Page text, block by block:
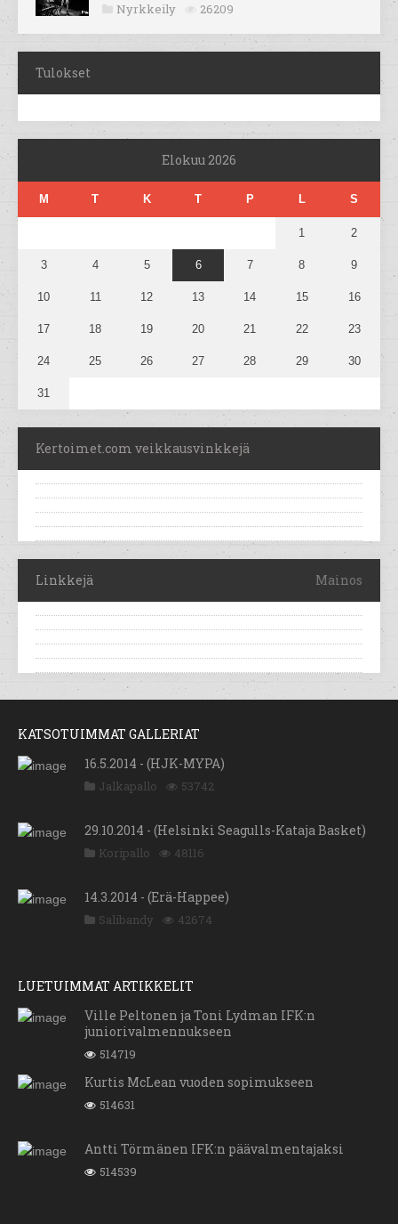
Nyrkkeily 26209
Tulokset
Elokuu 2026
M T K T P L S
1 2
3 4 5 6 7 8 9
10 11 12 13 14 15 16
17 18 19 20 21 22 23
24 25 26 27 28 29 30
31
Kertoimet.com veikkausvinkkejä
Linkkejä Mainos
KATSOTUIMMAT GALLERIAT
16.5.2014 - (HJK-MYPA)
Jalkapallo 53742
29.10.2014 - (Helsinki Seagulls-Kataja Basket)
Koripallo 48116
14.3.2014 - (Erä-Happee)
Salibandy 42674
LUETUIMMAT ARTIKKELIT
Ville Peltonen ja Toni Lydman IFK:n
juniorivalmennukseen
514719
Kurtis McLean vuoden sopimukseen
514631
Antti Törmänen IFK:n päävalmentajaksi
514539